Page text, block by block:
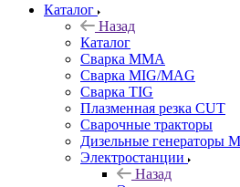
Каталог
Назад
Каталог
Сварка MMA
Сварка MIG/MAG
Сварка TIG
Плазменная резка CUT
Сварочные тракторы
Дизельные генераторы
Электростанции
Назад